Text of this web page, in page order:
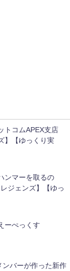
トコムAPEX支店
】【ゆっくり実
ンマーを取るの
ジェンズ】【ゆっ
ーぺっくす
バーが作った新作